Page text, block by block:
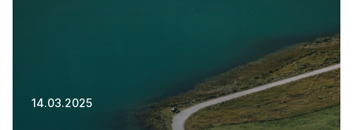
14.03.2025